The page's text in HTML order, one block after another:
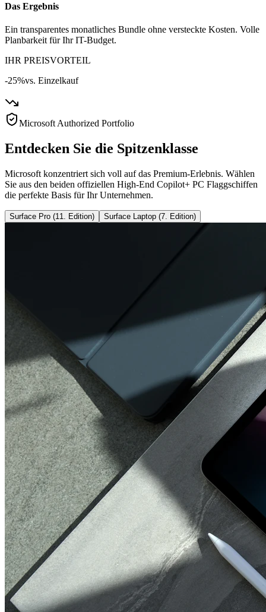
Das Ergebnis
Ein transparentes monatliches Bundle ohne versteckte Kosten. Volle
Planbarkeit für Ihr IT-Budget.
IHR PREISVORTEIL
-25%vs. Einzelkauf
Microsoft Authorized Portfolio
Entdecken Sie die Spitzenklasse
Microsoft konzentriert sich voll auf das Premium-Erlebnis. Wählen
Sie aus den beiden offiziellen High-End Copilot+ PC Flaggschiffen
die perfekte Basis für Ihr Unternehmen.
Surface Pro (11. Edition) Surface Laptop (7. Edition)